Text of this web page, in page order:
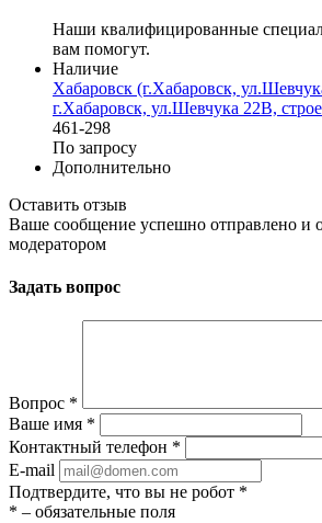
Наши квалифицированные
вам помогут.
Наличие
Хабаровск (г.Хабаровск,
г.Хабаровск, ул.Шевчука 22В,
461-298
По запросу
Дополнительно
Оставить отзыв
Ваше сообщение успешно отправлено и
модератором
Задать вопрос
Вопрос *
Ваше имя *
Контактный телефон *
E-mail
Подтвердите, что вы не робот *
* – обязательные поля